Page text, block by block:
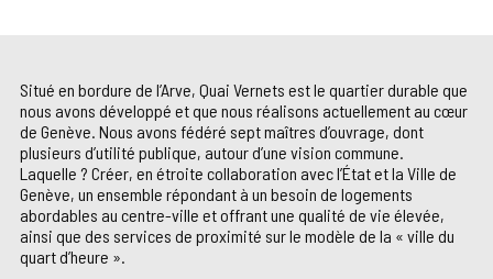
Situé en bordure de l’Arve, Quai Vernets est le quartier durable que
nous avons développé et que nous réalisons actuellement au cœur
de Genève. Nous avons fédéré sept maîtres d’ouvrage, dont
plusieurs d’utilité publique, autour d’une vision commune.
Laquelle ? Créer, en étroite collaboration avec l’État et la Ville de
Genève, un ensemble répondant à un besoin de logements
abordables au centre-ville et offrant une qualité de vie élevée,
ainsi que des services de proximité sur le modèle de la « ville du
quart d’heure ».